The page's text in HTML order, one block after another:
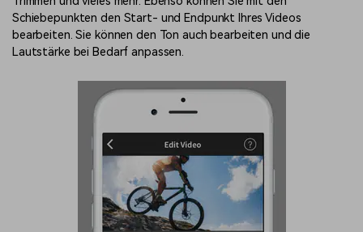
Schiebepunkten den Start- und Endpunkt Ihres Videos
bearbeiten. Sie können den Ton auch bearbeiten und die
Lautstärke bei Bedarf anpassen.